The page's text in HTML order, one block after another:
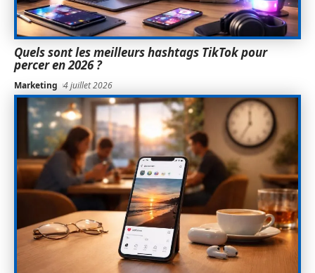
Quels sont les meilleurs hashtags TikTok pour
percer en 2026 ?
Marketing 4 juillet 2026